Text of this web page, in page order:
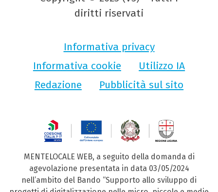
diritti riservati
Informativa privacy
Informativa cookie
Utilizzo IA
Redazione
Pubblicità sul sito
MENTELOCALE WEB, a seguito della domanda di
agevolazione presentata in data 03/05/2024
nell’ambito del Bando “Supporto allo sviluppo di